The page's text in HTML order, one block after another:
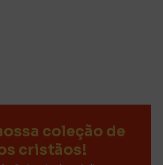
coleção de
cristãos!